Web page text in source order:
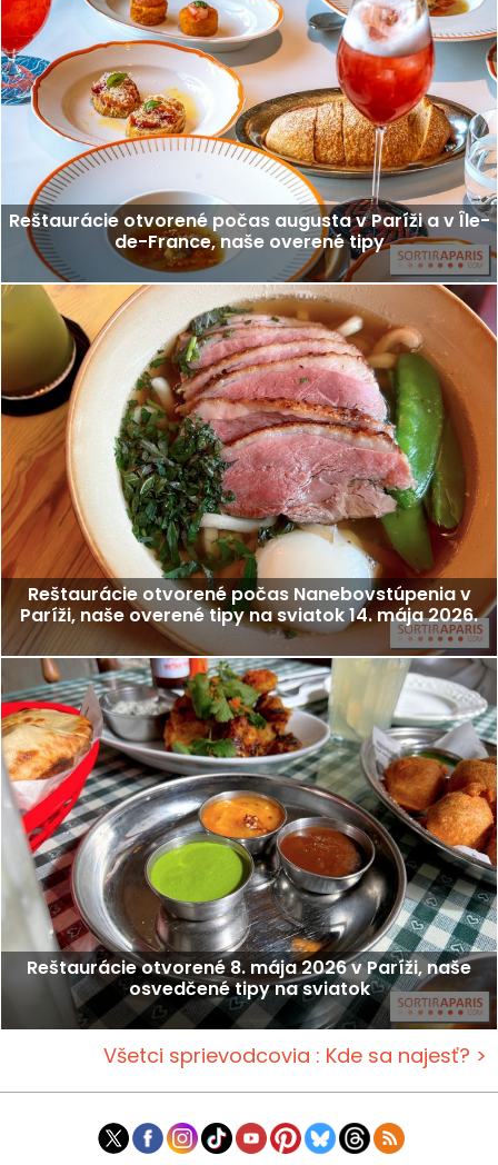
Reštaurácie otvorené počas augusta v Paríži a v Île-
de-France, naše overené tipy
Reštaurácie otvorené počas Nanebovstúpenia v
Paríži, naše overené tipy na sviatok 14. mája 2026.
Reštaurácie otvorené 8. mája 2026 v Paríži, naše
osvedčené tipy na sviatok
Všetci sprievodcovia : Kde sa najesť? >